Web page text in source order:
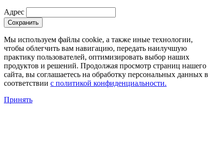
Адрес
Сохранить
Мы используем файлы cookie, а также иные технологии,
чтобы облегчить вам навигацию, передать наилучшую
практику пользователей, оптимизировать выбор наших
продуктов и решений. Продолжая просмотр страниц нашего
сайта, вы соглашаетесь на обработку персональных данных в
соответствии с политикой конфиденциальности.
Принять